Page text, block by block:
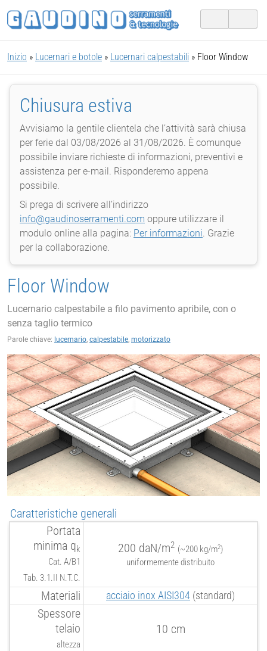
Inizio » Lucernari e botole » Lucernari calpestabili » Floor Window
Chiusura estiva
Avvisiamo la gentile clientela che l’attività sarà chiusa
per ferie dal 03/08/2026 al 31/08/2026. È comunque
possibile inviare richieste di informazioni, preventivi e
assistenza per e-mail. Risponderemo appena
possibile.
Si prega di scrivere all’indirizzo
info@gaudinoserramenti.com oppure utilizzare il
modulo online alla pagina: Per informazioni. Grazie
per la collaborazione.
Floor Window
Lucernario calpestabile a filo pavimento apribile, con o
senza taglio termico
Parole chiave: lucernario, calpestabile, motorizzato
Caratteristiche generali
Portata
minima qk
Cat. A/B1
Tab. 3.1.II N.T.C.
200 daN/m2 (~200 kg/m2)
uniformemente distribuito
Materiali acciaio inox AISI304 (standard)
Spessore
telaio
altezza
10 cm